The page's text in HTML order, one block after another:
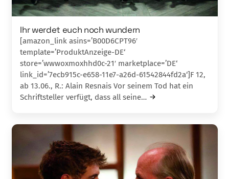
Ihr werdet euch noch wundern
[amazon_link asins=’B00D6CPT96′
template=’ProduktAnzeige-DE‘
store=’wwwoxmoxhhd0c-21′ marketplace=’DE‘
link_id=’7ecb915c-e658-11e7-a26d-61542844fd2a‘]F 12,
ab 13.06., R.: Alain Resnais Vor seinem Tod hat ein
Schriftsteller verfügt, dass all seine…